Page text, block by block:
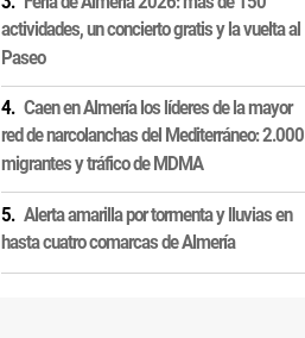
actividades, un concierto gratis y la vuelta al
Paseo
Caen en Almería los líderes de la mayor
red de narcolanchas del Mediterráneo: 2.000
migrantes y tráfico de MDMA
Alerta amarilla por tormenta y lluvias en
hasta cuatro comarcas de Almería